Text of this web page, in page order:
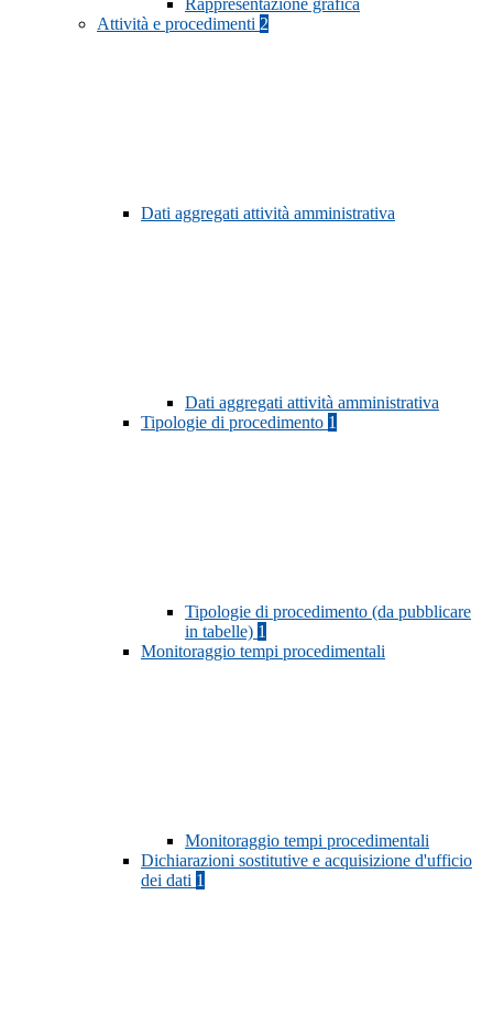
Rappresentazione grafica
Attività e procedimenti 2
Dati aggregati attività amministrativa
Dati aggregati attività amministrativa
Tipologie di procedimento 1
Tipologie di procedimento (da pubblicare
in tabelle) 1
Monitoraggio tempi procedimentali
Monitoraggio tempi procedimentali
Dichiarazioni sostitutive e acquisizione d'ufficio
dei dati 1